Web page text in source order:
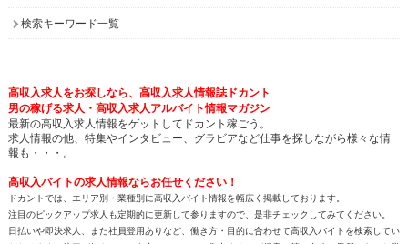
検索キーワード一覧
高収入求人をお探しなら、高収入求人情報誌ドカント
男の稼げる求人・高収入求人アルバイト情報マガジン
最新の高収入求人情報をゲットしてドカント稼ごう。
求人情報の他、特集やインタビュー、グラビアなど仕事を探しながら様々な情
報も・・・。
高収入バイトの求人情報ならお任せください！
ドカントでは、エリア別・業種別に高収入バイト情報を幅広く掲載しております。
注目のピックアップ求人も定期的に更新して参りますので、是非チェックしてみてください。
日払いや即決求人、また社員登用ありなど、働き方・目的に合わせて高収入バイトを検索してい